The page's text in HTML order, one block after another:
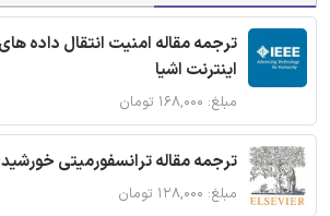
اینترنت اشیا
مبلغ: ۱۶۸,۰۰۰ تومان
ترجمه مقاله ترانسفورمیتی
مبلغ: ۱۲۸,۰۰۰ تومان